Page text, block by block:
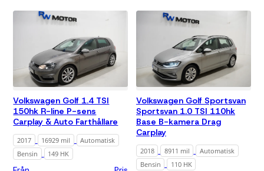
Volkswagen Golf 1.4 TSI
150hk R-line P-sens
Carplay & Auto Farthållare
2017 16929 mil
Automatisk
Bensin
149 HK
Volkswagen Golf Sportsvan
Sportsvan 1.0 TSI 110hk
Base B-kamera Drag
Carplay
2018 8911 mil
Automatisk
Bensin
110 HK